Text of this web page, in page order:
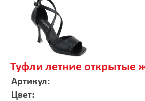
Туфли летние открытые
Артикул:
Цвет: